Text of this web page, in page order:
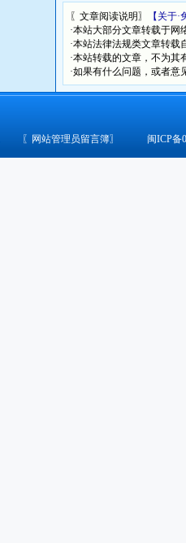
〖文章阅读说明〗
【关于
·本站大部分文章转载于
·本站法律法规类文章转
·本站转载的文章，不为
·如果有什么问题，或者意
〖 网站管理员留言簿〗 闽ICP备